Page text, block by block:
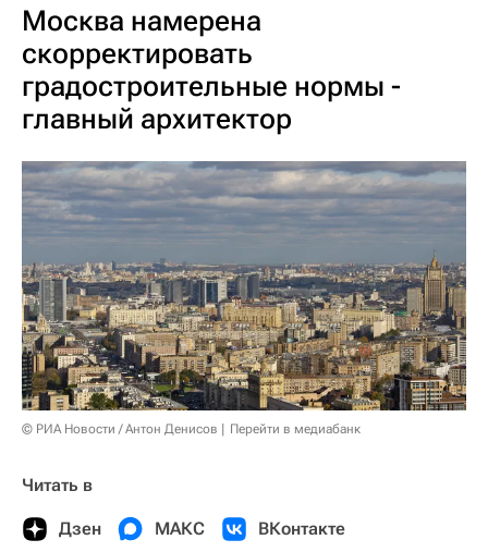
Москва намерена
скорректировать
градостроительные нормы -
главный архитектор
© РИА Новости / Антон Денисов Перейти в медиабанк
Читать в
Дзен МАКС ВКонтакте